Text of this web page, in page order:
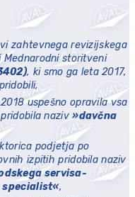
zahtevnega revizijskega
storitveni
, ki smo ga leta 2017,
uspešno opravila vsa
naziv»davčna
podjetja po
izpitih pridobila naziv
servisa-
,